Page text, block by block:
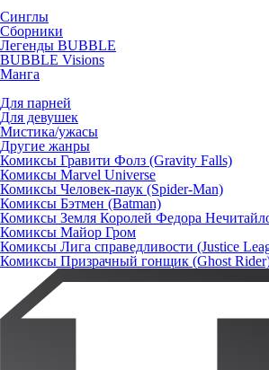
Синглы
Сборники
Легенды BUBBLE
BUBBLE Visions
Манга
Для парней
Для девушек
Мистика/ужасы
Другие жанры
Комиксы Гравити Фолз (Gravity Falls)
Комиксы Marvel Universe
Комиксы Человек-паук (Spider-Man)
Комиксы Бэтмен (Batman)
Комиксы Земля Королей Федора
Комиксы Майор Гром
Комиксы Лига справедливости (Justice
Комиксы Призрачный гонщик (Ghost